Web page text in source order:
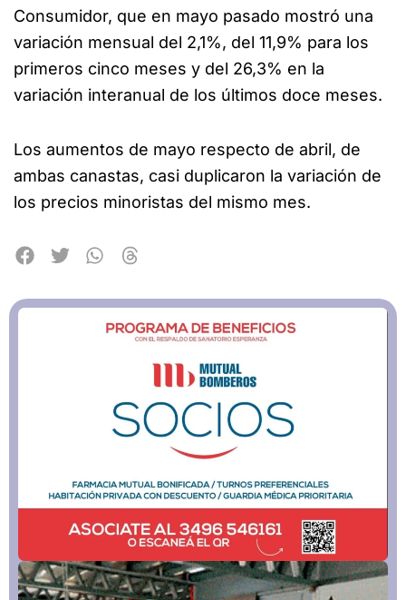
Consumidor, que en mayo pasado mostró una
variación mensual del 2,1%, del 11,9% para los
primeros cinco meses y del 26,3% en la
variación interanual de los últimos doce meses.
Los aumentos de mayo respecto de abril, de
ambas canastas, casi duplicaron la variación de
los precios minoristas del mismo mes.